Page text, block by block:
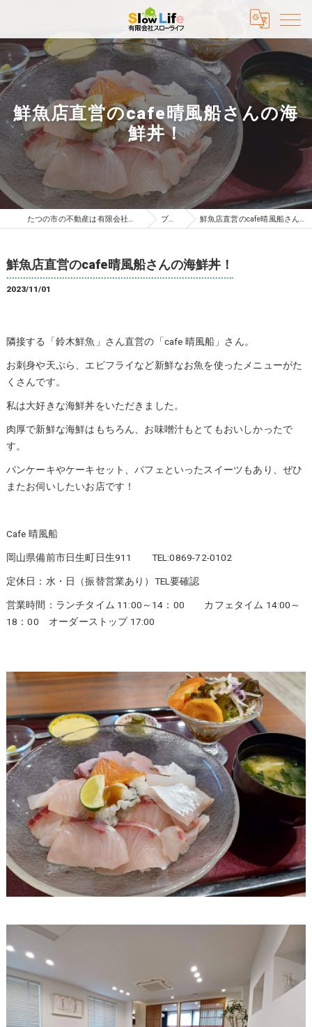
鮮魚店直営のcafe晴風船さんの海
鮮丼！
たつの市の不動産は有限会社スローライフ ブログ 鮮魚店直営のcafe晴風船さんの海鮮丼！
鮮魚店直営のcafe晴風船さんの海鮮丼！
2023/11/01
隣接する「鈴木鮮魚」さん直営の「cafe 晴風船」さん。
お刺身や天ぷら、エビフライなど新鮮なお魚を使ったメニューがた
くさんです。
私は大好きな海鮮丼をいただきました。
肉厚で新鮮な海鮮はもちろん、お味噌汁もとてもおいしかったで
す。
パンケーキやケーキセット、パフェといったスイーツもあり、ぜひ
またお伺いしたいお店です！
Cafe 晴風船
岡山県備前市日生町日生911 TEL:0869-72-0102
定休日：水・日（振替営業あり）TEL要確認
営業時間：ランチタイム 11:00～14：00 カフェタイム 14:00～
18：00 オーダーストップ 17:00